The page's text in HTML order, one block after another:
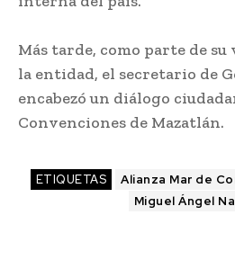
Más tarde, como parte de
la entidad, el secretario de
encabezó un diálogo
Convenciones de Mazatlán.
ETIQUETAS Alianza Mar de
Miguel Ángel